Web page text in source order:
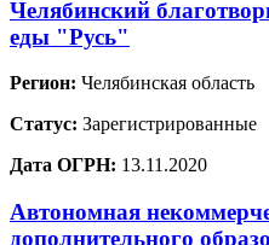
Челябинский
еды "Русь"
Регион: Челябинская область
Статус: Зарегистрированные
Дата ОГРН: 13.11.2020
Автономная
дополнительного